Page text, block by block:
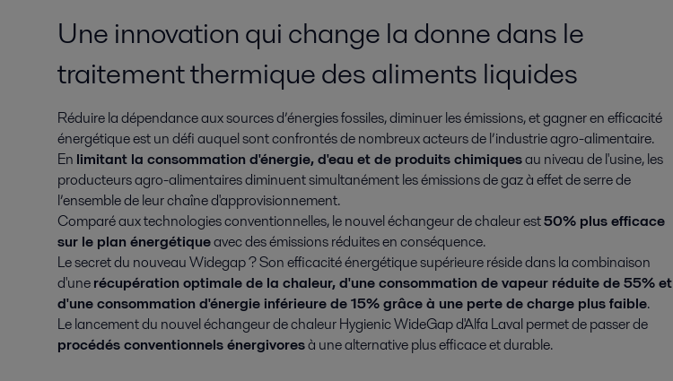
Une innovation qui change la donne dans le
traitement thermique des aliments liquides
Réduire la dépendance aux sources d’énergies fossiles, diminuer les émissions, et gagner en efficacité
énergétique est un défi auquel sont confrontés de nombreux acteurs de l’industrie agro-alimentaire.
En limitant la consommation d'énergie, d'eau et de produits chimiquesau niveau de l'usine, les
producteurs agro-alimentaires diminuent simultanément les émissions de gaz à effet de serre de
l’ensemble de leur chaîne d'approvisionnement.
Comparé aux technologies conventionnelles, le nouvel échangeur de chaleur est50% plus efficace
sur le plan énergétiqueavec des émissions réduites en conséquence.
Le secret du nouveau Widegap ? Son efficacité énergétique supérieure réside dans la combinaison
d'unerécupération optimale de la chaleur, d'une consommation de vapeur réduite de 55% et
d'une consommation d'énergie inférieure de 15% grâce à une perte de charge plus faible.
Le lancement du nouvel échangeur de chaleur Hygienic WideGap d'Alfa Laval permet de passer de
procédés conventionnels énergivoresà une alternative plus efficace et durable.